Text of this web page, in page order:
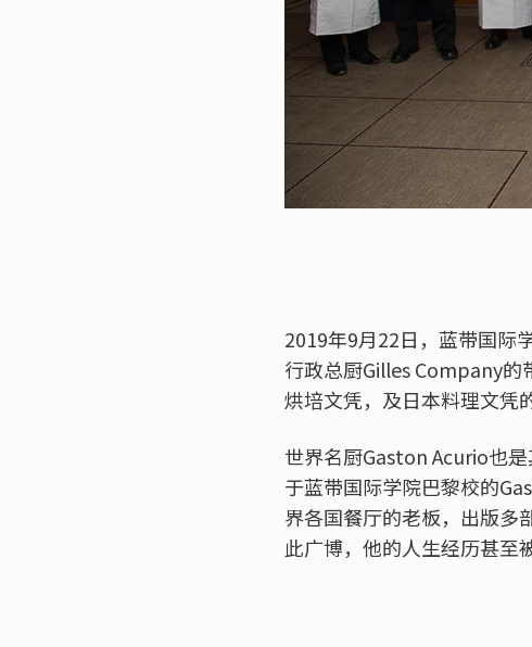
2019年9月22日，蓝带国际
行政总厨Gilles Company的
烘培文凭，及日本料理文凭
世界名厨Gaston Acurio也
于蓝带国际学院巴黎校的
界各国餐厅的老板，出版多
此广博，他的人生经历甚至